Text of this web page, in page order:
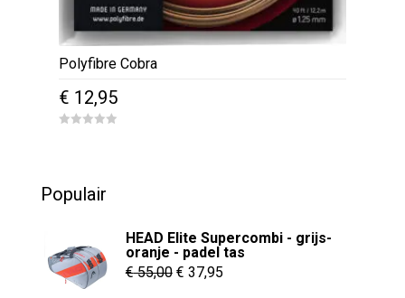
Polyfibre Cobra
€ 12,95
f
5
Populair
HEAD Elite Supercombi - grijs-
oranje - padel tas
€55,00 Oorspronkelijke
€ 37,95Huidige